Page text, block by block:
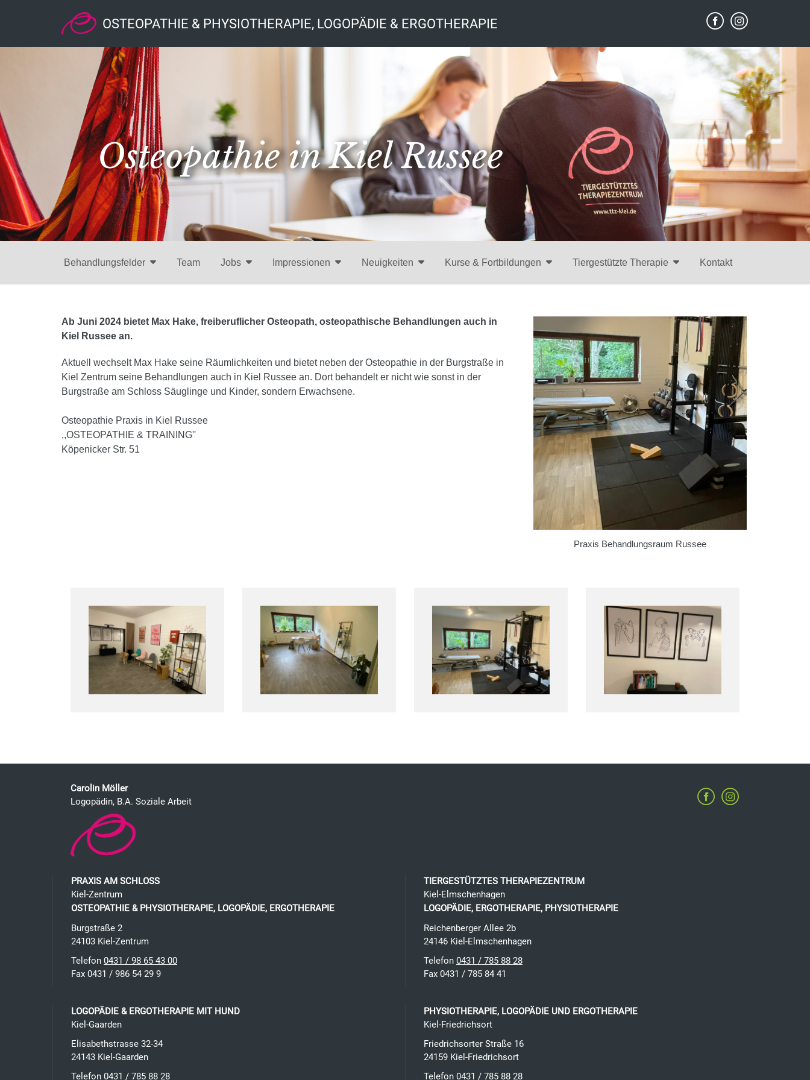
OSTEOPATHIE & PHYSIOTHERAPIE, LOGOPÄDIE & ERGOTHERAPIE
Osteopathie in Kiel Russee
Behandlungsfelder Team Jobs Impressionen Neuigkeiten Kurse & Fortbildungen Tiergestützte Therapie Kontakt
Ab Juni 2024 bietet Max Hake, freiberuflicher Osteopath, osteopathische Behandlungen auch in
Kiel Russee an.
Aktuell wechselt Max Hake seine Räumlichkeiten und bietet neben der Osteopathie in der Burgstraße in
Kiel Zentrum seine Behandlungen auch in Kiel Russee an. Dort behandelt er nicht wie sonst in der
Burgstraße am Schloss Säuglinge und Kinder, sondern Erwachsene.
Osteopathie Praxis in Kiel Russee
,,OSTEOPATHIE & TRAINING''
Köpenicker Str. 51
Praxis Behandlungsraum Russee
Carolin Möller
Logopädin, B.A. Soziale Arbeit
PRAXIS AM SCHLOSS
Kiel-Zentrum
OSTEOPATHIE & PHYSIOTHERAPIE, LOGOPÄDIE, ERGOTHERAPIE
Burgstraße 2
24103 Kiel -Zentrum
Telefon 0431 / 98 65 43 00
Fax 0431 / 986 54 29 9
TIERGESTÜTZTES THERAPIEZENTRUM
Kiel-Elmschenhagen
LOGOPÄDIE, ERGOTHERAPIE, PHYSIOTHERAPIE
Reichenberger Allee 2b
24146 Kiel -Elmschenhagen
Telefon 0431 / 785 88 28
Fax 0431 / 785 84 41
LOGOPÄDIE & ERGOTHERAPIE MIT HUND
Kiel-Gaarden
Elisabethstrasse 32-34
24143 Kiel -Gaarden
Telefon 0431 / 785 88 28
PHYSIOTHERAPIE, LOGOPÄDIE UND ERGOTHERAPIE
Kiel-Friedrichsort
Friedrichsorter Straße 16
24159 Kiel -Friedrichsort
Telefon 0431 / 785 88 28